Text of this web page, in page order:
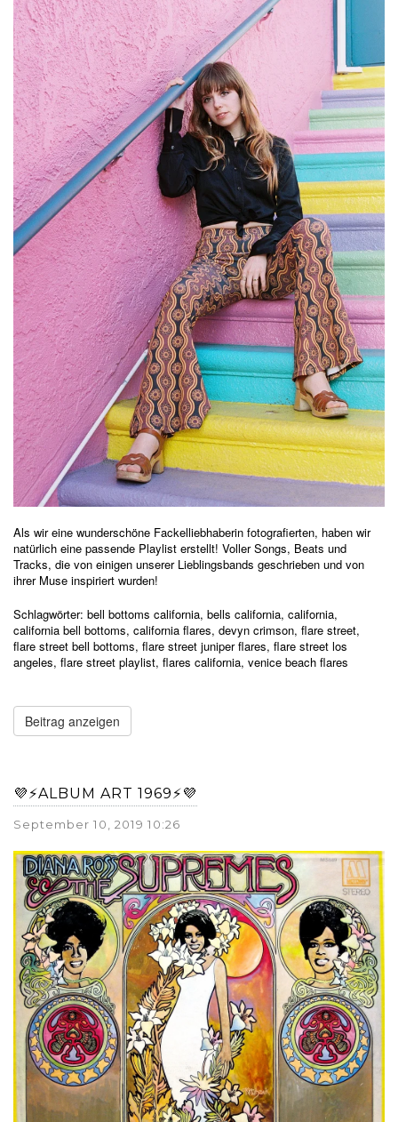
Als wir eine wunderschöne Fackelliebhaberin fotografierten, haben wir
natürlich eine passende Playlist erstellt! Voller Songs, Beats und
Tracks, die von einigen unserer Lieblingsbands geschrieben und von
ihrer Muse inspiriert wurden!
Schlagwörter: bell bottoms california, bells california, california,
california bell bottoms, california flares, devyn crimson, flare street,
flare street bell bottoms, flare street juniper flares, flare street los
angeles, flare street playlist, flares california, venice beach flares
Beitrag anzeigen
💜⚡️ALBUM ART 1969⚡️💜
September 10, 2019 10:26